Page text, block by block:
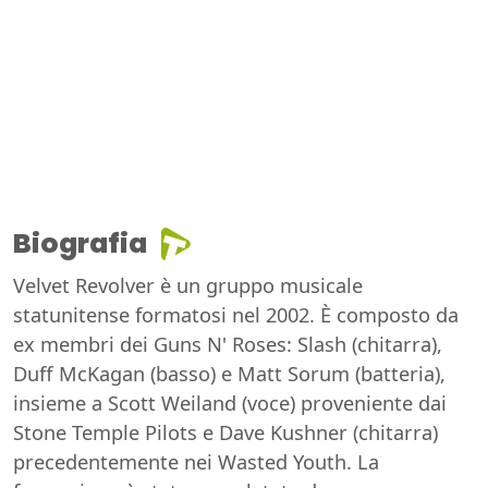
Biografia
Velvet Revolver è un gruppo musicale
statunitense formatosi nel 2002. È composto da
ex membri dei Guns N' Roses: Slash (chitarra),
Duff McKagan (basso) e Matt Sorum (batteria),
insieme a Scott Weiland (voce) proveniente dai
Stone Temple Pilots e Dave Kushner (chitarra)
precedentemente nei Wasted Youth. La